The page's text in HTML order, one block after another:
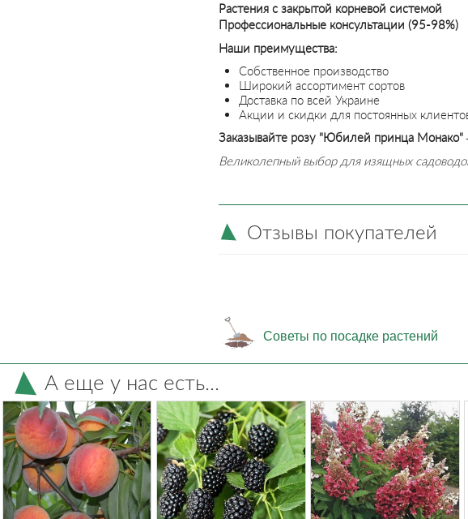
Растения с закрытой корневой системой
Профессиональные консультации (95-98%)
Наши преимущества:
Собственное производство
Широкий ассортимент сортов
Доставка по всей Украине
Акции и скидки для постоянных
Заказывайте розу "Юбилей принца Монако"
Великолепный выбор для изящных
Отзывы покупателей
Советы по посадке растений
А еще у нас есть...